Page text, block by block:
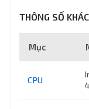
THÔNG SỐ KHÁC
Mục
CPU